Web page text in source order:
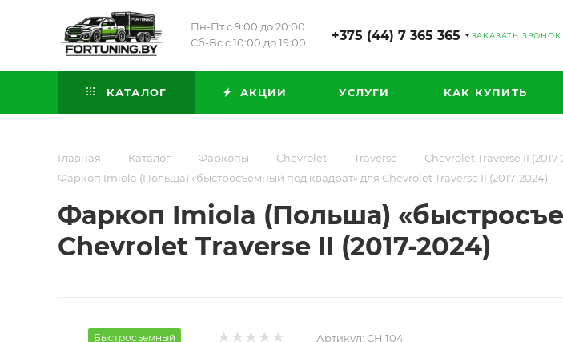
Пн-Пт с 9:00 до 20:00
Сб-Вс с 10:00 до 19:00
+375 (44) 7 365 365 ЗАКАЗАТЬ ЗВОНОК
КАТАЛОГ АКЦИИ УСЛУГИ КАК КУПИТЬ
Главная — Каталог — Фаркопы — Chevrolet — Traverse — Chevrolet Traverse II
Фаркоп Imiola (Польша) «быстросъемный под квадрат» для Chevrolet Traverse II (2017-2024)
Фаркоп Imiola (Польша)
Chevrolet Traverse II (2017-2024)
Быстросъемный Артикул: CH.104